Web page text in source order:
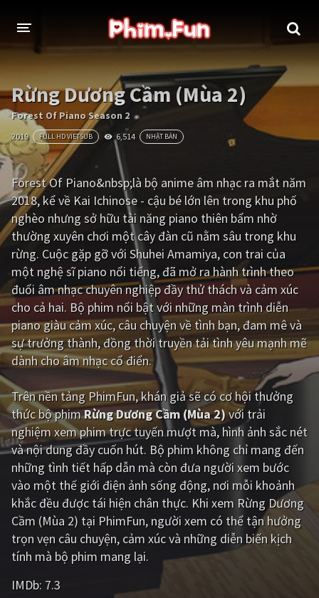
THỂ LOẠI
Thần thoại - Cổ trang
Tâm lý Chiến tranh
Võ thuật - Kiếm hiệp
Kinh dị Tội phạm - Hình sự
Phiêu lưu Hài hước
Viễn tưởng Khoa học - Tài liệu
Hoạt hình Thể thao
Tình cảm - Lãng mạn Kỳ ảo
Giật gân Gia đình
Bí ẩn Lịch sử
Viễn Tây Tiểu sử
GameShow DramaTV
QUỐC GIA
Âu - Mỹ Trung Quốc - Hồng Kông
Hàn Quốc Nhật Bản
Ấn Độ Việt Nam
Tổng hợp
Rừng Dương Cầm (Mùa 2)
Forest Of Piano Season 2
2019 FULL HD VIETSUB 6,514 NHẬT BẢN
Forest Of Piano&nbsp;là bộ anime âm nhạc ra mắt năm
2018, kể về Kai Ichinose - cậu bé lớn lên trong khu phố
nghèo nhưng sở hữu tài năng piano thiên bẩm nhờ
thường xuyên chơi một cây đàn cũ nằm sâu trong khu
rừng. Cuộc gặp gỡ với Shuhei Amamiya, con trai của
một nghệ sĩ piano nổi tiếng, đã mở ra hành trình theo
đuổi âm nhạc chuyên nghiệp đầy thử thách và cảm xúc
cho cả hai. Bộ phim nổi bật với những màn trình diễn
piano giàu cảm xúc, câu chuyện về tình bạn, đam mê và
sự trưởng thành, đồng thời truyền tải tình yêu mạnh mẽ
dành cho âm nhạc cổ điển.
Trên nền tảng PhimFun, khán giả sẽ có cơ hội thưởng
thức bộ phimRừng Dương Cầm (Mùa 2)với trải
nghiệm xem phim trực tuyến mượt mà, hình ảnh sắc nét
và nội dung đầy cuốn hút. Bộ phim không chỉ mang đến
những tình tiết hấp dẫn mà còn đưa người xem bước
vào một thế giới điện ảnh sống động, nơi mỗi khoảnh
khắc đều được tái hiện chân thực. Khi xem Rừng Dương
Cầm (Mùa 2) tại PhimFun, người xem có thể tận hưởng
trọn vẹn câu chuyện, cảm xúc và những diễn biến kịch
tính mà bộ phim mang lại.
IMDb: 7.3